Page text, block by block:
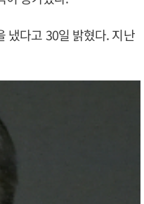
냈다고 30일 밝혔다. 지난